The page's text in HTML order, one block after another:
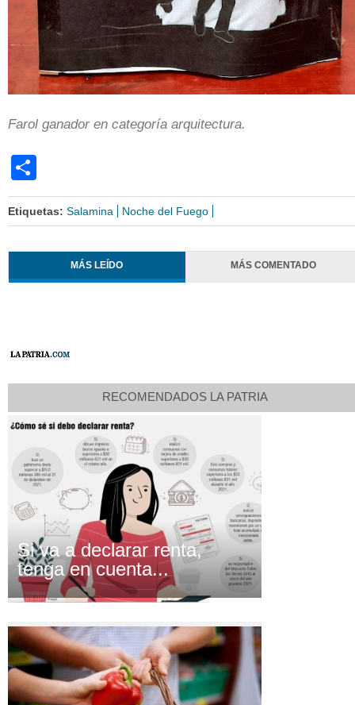
Farol ganador en categoría arquitectura.
Etiquetas: Salamina Noche del Fuego
MÁS LEÍDO MÁS COMENTADO
RECOMENDADOS LA PATRIA
Si va a declarar renta,
tenga en cuenta...